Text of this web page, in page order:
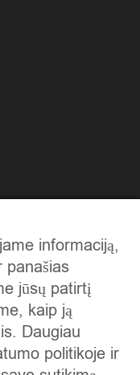
informaciją,
panašias
jūsų patirtį
kaip ją
Daugiau
politikoje ir